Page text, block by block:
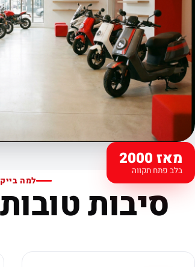
מאז 2000
בלב פתח תקווה
למה סיבות